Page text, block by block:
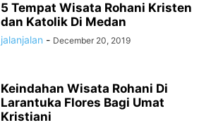
5 Tempat Wisata Rohani Kristen
dan Katolik Di Medan
jalanjalan - December 20, 2019
Keindahan Wisata Rohani Di
Larantuka Flores Bagi Umat
Kristiani